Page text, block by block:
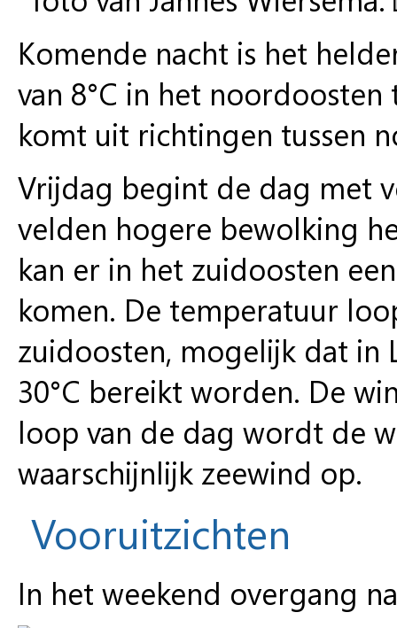
Komende nacht is het
van 8°C in het
komt uit richtingen tussen
Vrijdag begint de dag met
velden hogere bewolking
kan er in het zuidoosten
komen. De temperatuur
zuidoosten, mogelijk dat in
30°C bereikt worden. De
loop van de dag wordt de
waarschijnlijk zeewind op.
Vooruitzichten
In het weekend overgang